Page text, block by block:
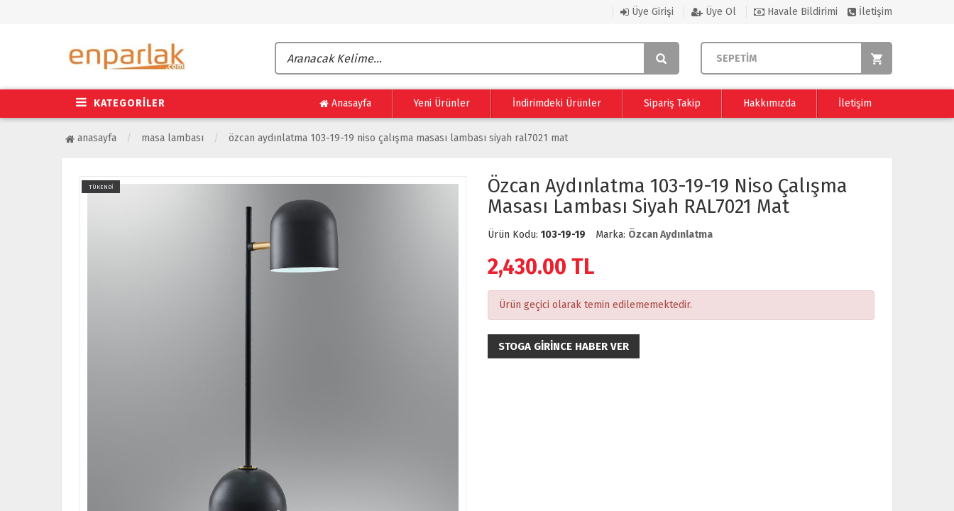
Üye Girişi Üye Ol Havale Bildirimi İletişim
SEPETİM
KATEGORİLER Anasayfa Yeni Ürünler İndirimdeki Ürünler Sipariş Takip Hakkımızda İletişim
anasayfa masa lambası özcan aydınlatma 103-19-19 niso çalışma masası lambası siyah ral7021 mat
TÜKENDİ
Özcan Aydınlatma 103-19-19 Niso Çalışma
Masası Lambası Siyah RAL7021 Mat
Ürün Kodu: 103-19-19 Marka: Özcan Aydınlatma
2,430.00 TL
Ürün geçici olarak temin edilememektedir.
STOGA GIRINCE HABER VER